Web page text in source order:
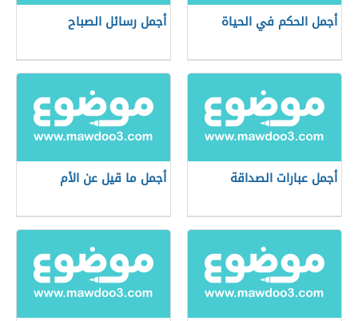
أجمل الحكم في الحياة أجمل رسائل الصباح
أجمل عبارات الصداقة أجمل ما قيل عن الأم